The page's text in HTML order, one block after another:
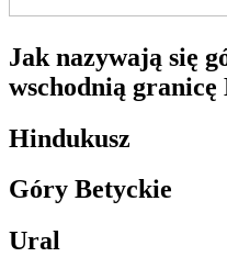
Jak nazywają się
wschodnią granicę
Hindukusz
Góry Betyckie
Ural